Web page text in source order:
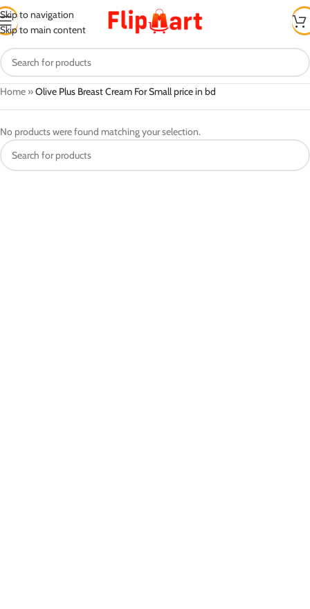
Skip to navigation
Skip to main content
Home »Olive Plus Breast Cream For Small price in bd
No products were found matching your selection.